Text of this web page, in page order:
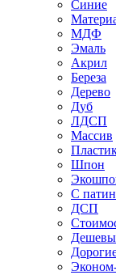
Синие
МДФ
Эмаль
Акрил
Береза
Дерево
Дуб
ЛДСП
Массив
Шпон
С
ДСП